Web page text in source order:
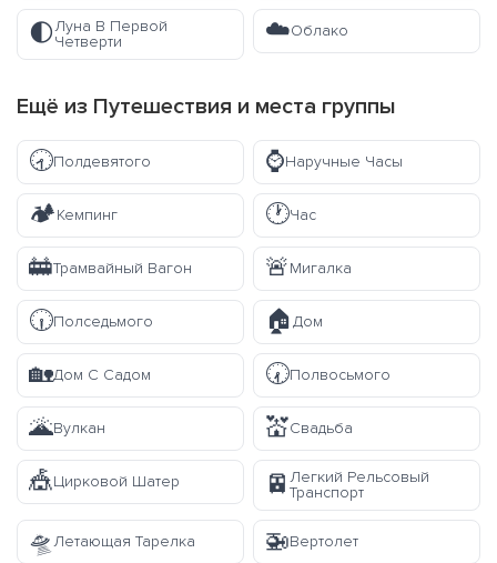
🌓Луна В Первой
Четверти
☁️Облако
Ещё из Путешествия и места группы
🕣Полдевятого ⌚Наручные Часы
🏕️Кемпинг 🕐Час
🚋Трамвайный Вагон 🚨Мигалка
🕡Полседьмого 🏠Дом
🏡Дом С Садом 🕢Полвосьмого
🌋Вулкан 💒Свадьба
🎪Цирковой Шатер 🚈 Легкий Рельсовый
Транспорт
🛸Летающая Тарелка 🚁Вертолет